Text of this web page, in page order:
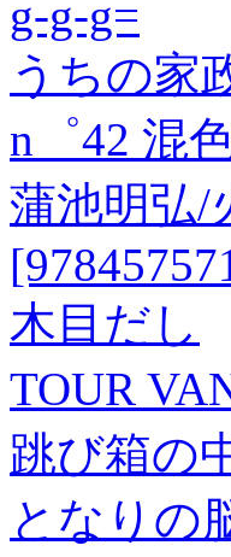
g-g-g=
うちの家
n゜42 混
蒲池明弘/
木目だし
TOUR
跳び箱の
となりの